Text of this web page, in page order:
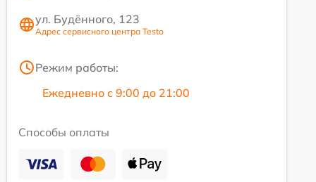
ул. Будённого, 123
Адрес сервисного центра Testo
Режим работы:
Ежедневно с 9:00 до 21:00
Способы оплаты